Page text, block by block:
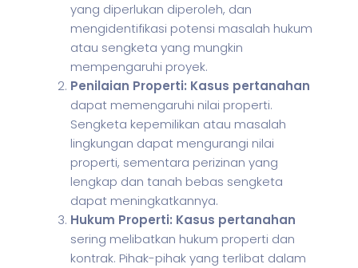
yang diperlukan diperoleh, dan
mengidentifikasi potensi masalah hukum
atau sengketa yang mungkin
mempengaruhi proyek.
Penilaian Properti: Kasus pertanahan
dapat memengaruhi nilai properti.
Sengketa kepemilikan atau masalah
lingkungan dapat mengurangi nilai
properti, sementara perizinan yang
lengkap dan tanah bebas sengketa
dapat meningkatkannya.
Hukum Properti: Kasus pertanahan
sering melibatkan hukum properti dan
kontrak. Pihak-pihak yang terlibat dalam